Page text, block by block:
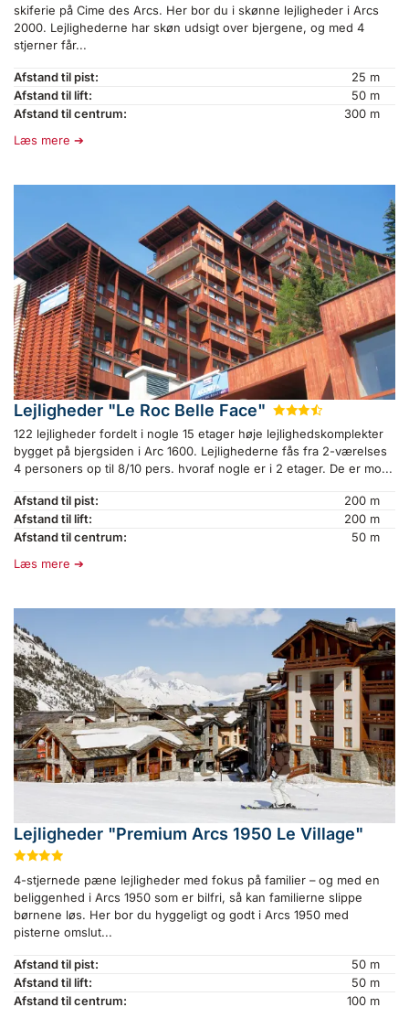
skiferie på Cime des Arcs. Her bor du i skønne lejligheder i Arcs
2000. Lejlighederne har skøn udsigt over bjergene, og med 4
stjerner får...
Afstand til pist:
25 m
Afstand til lift:
50 m
Afstand til centrum:
300 m
Læs mere
Lejligheder "Le Roc Belle Face" ★★★
122 lejligheder fordelt i nogle 15 etager høje lejlighedskomplekter
bygget på bjergsiden i Arc 1600. Lejlighederne fås fra 2-værelses
4 personers op til 8/10 pers. hvoraf nogle er i 2 etager. De er mo...
Afstand til pist:
200 m
Afstand til lift:
200 m
Afstand til centrum:
50 m
Læs mere
Lejligheder "Premium Arcs 1950 Le Village"
★★★
4-stjernede pæne lejligheder med fokus på familier – og med en
beliggenhed i Arcs 1950 som er bilfri, så kan familierne slippe
børnene løs. Her bor du hyggeligt og godt i Arcs 1950 med
pisterne omslut...
Afstand til pist:
50 m
Afstand til lift:
50 m
Afstand til centrum:
100 m